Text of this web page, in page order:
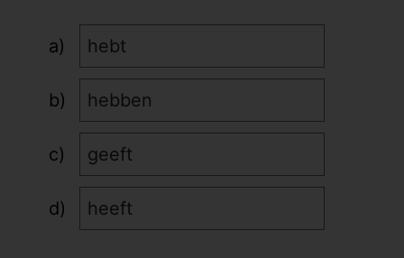
hebt
hebben
geeft
heeft